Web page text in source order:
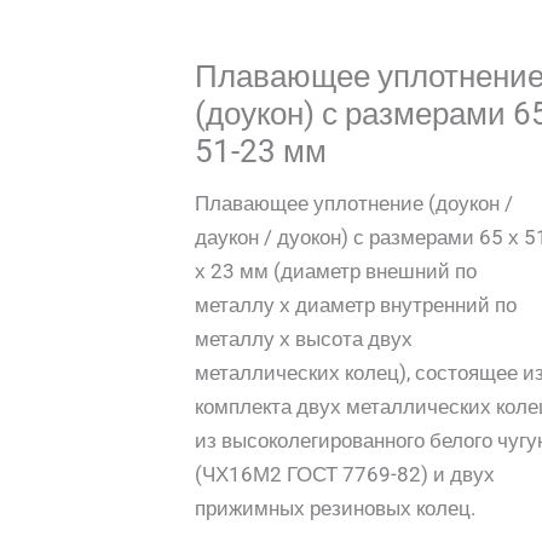
Плавающее
(доукон) с размерами
51-23 мм
Плавающее уплотнение (доукон /
даукон / дуокон) с размерами 65 х 51
х 23 мм (диаметр внешний по
металлу х диаметр внутренний по
металлу х высота двух
металлических колец), состоящее из
комплекта двух металлических
из высоколегированного белого
(ЧХ16М2 ГОСТ 7769-82) и двух
прижимных резиновых колец.